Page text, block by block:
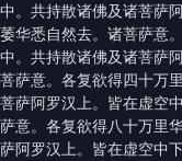
中。共持散诸佛及诸菩萨
萎华悉自然去。诸菩萨意
中。共持散诸佛及诸菩萨
菩萨意。各复欲得四十万
菩萨阿罗汉上。皆在虚空
萨意。各复欲得八十万里
萨阿罗汉上。皆在虚空中